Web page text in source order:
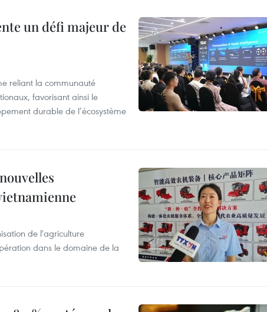
un défi majeur de
reliant la communauté
favorisant ainsi le
durable de l’écosystème
de l'agriculture
dans le domaine de la